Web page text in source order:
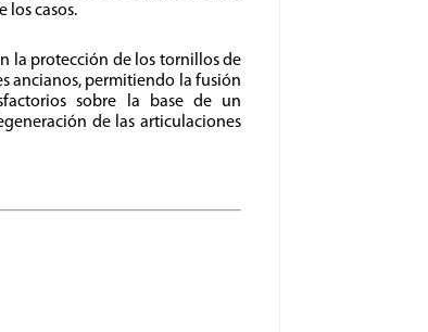
los casos.
la protección de los tornillos de
ancianos, permitiendo la fusión
sobre la base de un
de las articulaciones